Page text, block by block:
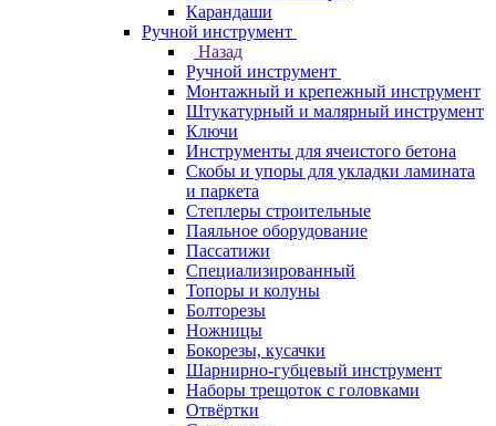
Карандаши
Ручной инструмент
Назад
Ручной инструмент
Монтажный и крепежный инструмент
Штукатурный и малярный инструмент
Ключи
Инструменты для ячеистого бетона
Скобы и упоры для укладки ламината
и паркета
Степлеры строительные
Паяльное оборудование
Пассатижи
Специализированный
Топоры и колуны
Болторезы
Ножницы
Бокорезы, кусачки
Шарнирно-губцевый инструмент
Наборы трещоток с головками
Отвёртки